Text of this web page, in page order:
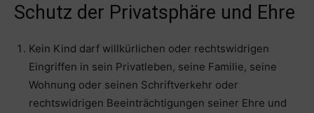
Schutz der Privatsphäre und Ehre
Kein Kind darf willkürlichen oder rechtswidrigen
Eingriffen in sein Privatleben, seine Familie, seine
Wohnung oder seinen Schriftverkehr oder
rechtswidrigen Beeinträchtigungen seiner Ehre und